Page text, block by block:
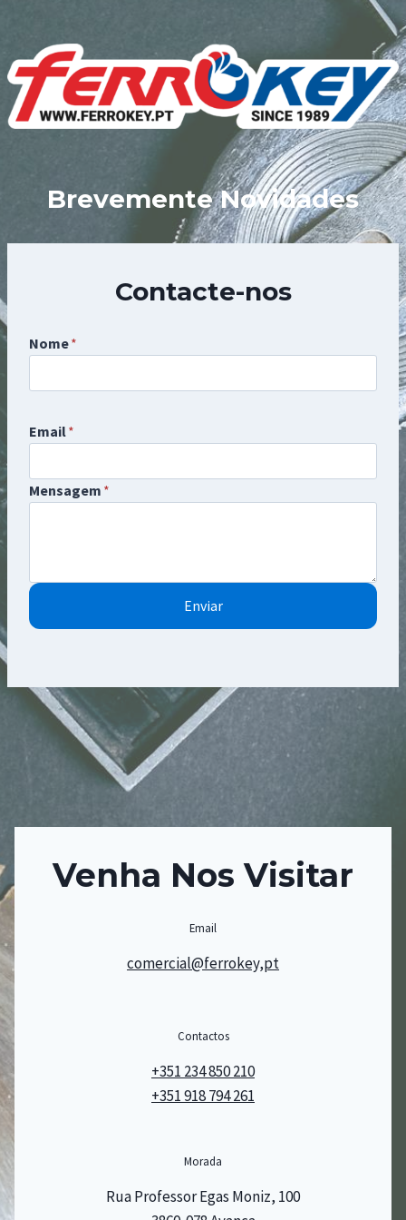
content
Brevemente Novidades
Contacte-nos
Nome*
Email*
Mensagem *
Enviar
Venha Nos Visitar
Email
comercial@ferrokey,pt
Contactos
+351 234 850 210
+351 918 794 261
Morada
Rua Professor Egas Moniz, 100